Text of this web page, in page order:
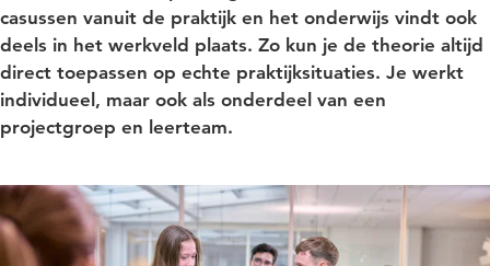
casussen vanuit de praktijk en het onderwijs vindt ook
deels in het werkveld plaats. Zo kun je de theorie altijd
direct toepassen op echte praktijksituaties. Je werkt
individueel, maar ook als onderdeel van een
projectgroep en leerteam.